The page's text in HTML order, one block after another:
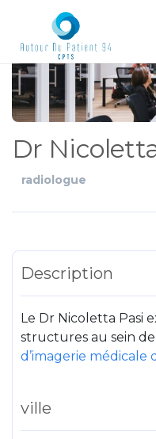
Dr
radiologue
Description
Le Dr Nicoletta Pasi
structures au sein de
d’imagerie médicale
ville